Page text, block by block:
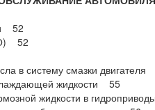
52
52
в систему смазки
жидкости 55
жидкости в